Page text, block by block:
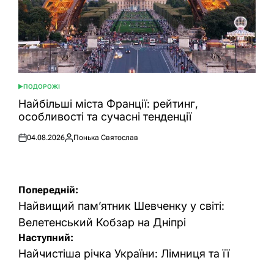
ОПУБЛІКУВАТИ
У
ПОДОРОЖІ
Найбільші міста Франції: рейтинг,
особливості та сучасні тенденції
Оприлюднено
04.08.2026
Опубліковано
Понька Святослав
Навігація
записів
Попередній:
Найвищий пам’ятник Шевченку у світі:
Велетенський Кобзар на Дніпрі
Наступний:
Найчистіша річка України: Лімниця та її